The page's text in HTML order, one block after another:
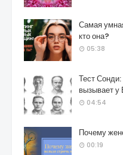
Самая
кто она?
05:38
Тест
вызывает у
04:54
Почему
00:19